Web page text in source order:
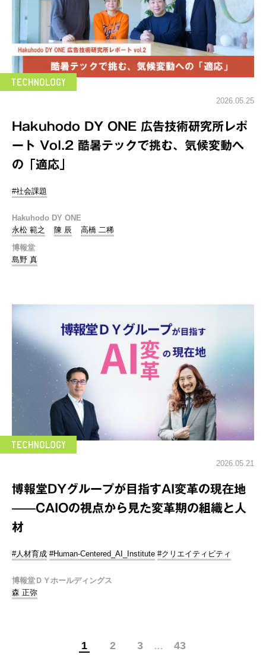
2026.05.25
Hakuhodo DY ONE 広告技術研究所レポ
ート Vol.2 酷暑テックで挑む、気候変動へ
の「適応」
#社会課題
Hakuhodo DY ONE
永松 範之
陳 辰
高橋 二稀
博報堂
島野 真
2026.05.21
博報堂DYグループが目指すAI変革の現在地
——CAIOの視点から見た変革期の組織と人
材
#人材育成 #Human-Centered_AI_Institute #クリエイティビティ
博報堂ＤＹホールディングス
森 正弥
1 2 3 … 43